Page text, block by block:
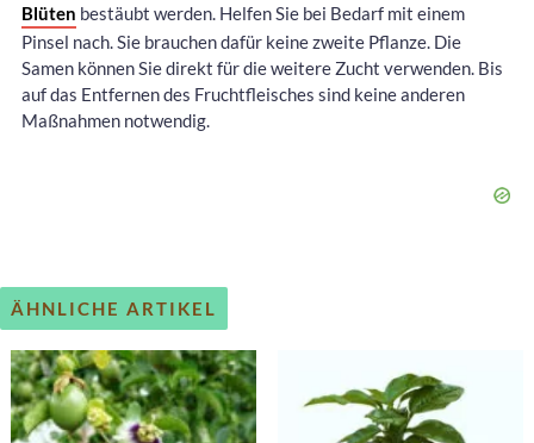
Blüten bestäubt werden. Helfen Sie bei Bedarf mit einem
Pinsel nach. Sie brauchen dafür keine zweite Pflanze. Die
Samen können Sie direkt für die weitere Zucht verwenden. Bis
auf das Entfernen des Fruchtfleisches sind keine anderen
Maßnahmen notwendig.
ÄHNLICHE ARTIKEL